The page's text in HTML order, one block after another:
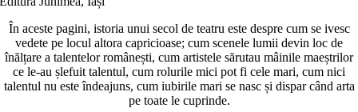
În aceste pagini, istoria unui secol de teatru este despre cum se ivesc
vedete pe locul altora capricioase; cum scenele lumii devin loc de
înălțare a talentelor românești, cum artistele sărutau mâinile maeștrilor
ce le-au șlefuit talentul, cum rolurile mici pot fi cele mari, cum nici
talentul nu este îndeajuns, cum iubirile mari se nasc și dispar când arta
pe toate le cuprinde.